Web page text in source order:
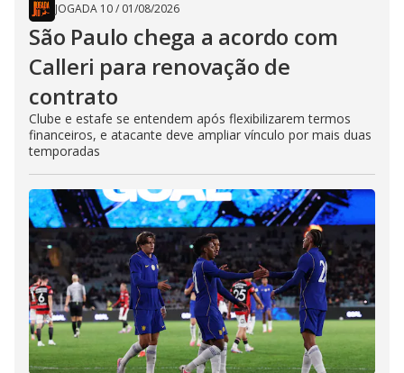
JOGADA 10/ 01/08/2026
São Paulo chega a acordo com
Calleri para renovação de
contrato
Clube e estafe se entendem após flexibilizarem termos
financeiros, e atacante deve ampliar vínculo por mais duas
temporadas